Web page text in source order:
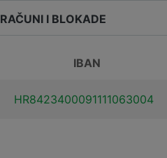
RAČUNI I BLOKADE
IBAN
HR8423400091111063004